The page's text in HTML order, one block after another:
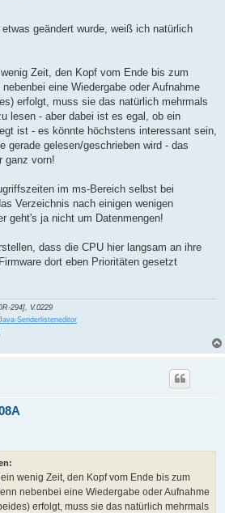
geändert wurde, weiß ich natürlich
Zeit, den Kopf vom Ende bis zum
eine Wiedergabe oder Aufnahme
erfolgt, muss sie das natürlich mehrmals
lesen - aber dabei ist es egal, ob ein
ist - es könnte höchstens interessant sein,
gerade gelesen/geschrieben wird - das
ganz vorn!
im ms-Bereich selbst bei
Verzeichnis nach einigen wenigen
geht's ja nicht um Datenmengen!
dass die CPU hier langsam an ihre
dort eben Prioritäten gesetzt
294], V.0229
Senderlisteneditor
wenig Zeit, den Kopf vom Ende bis zum
nebenbei eine Wiedergabe oder Aufnahme
erfolgt, muss sie das natürlich mehrmals